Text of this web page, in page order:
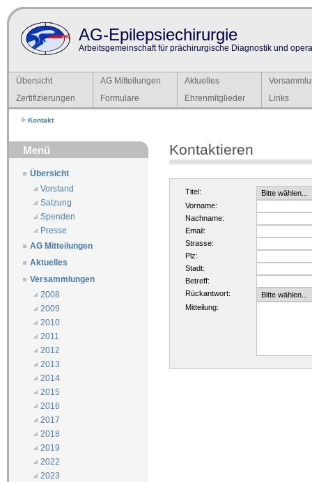
AG-Epilepsiechirurgie
Arbeitsgemeinschaft für prächirurgische Diagnostik und
Übersicht AG Mitteilungen Aktuelles
Zertifizierungen
Formulare Ehrenmitglieder Links
Kontakt
Menü
Übersicht
Vorstand
Satzung
Spenden
Presse
AG Mitteilungen
Aktuelles
Versammlungen
2008
2009
2010
2011
2012
2013
2014
2015
2016
2017
2018
2019
2022
2023
Kontaktieren
Titel:
Vorname:
Nachname:
Email:
Strasse:
Plz:
Stadt:
Betreff:
Rückantwort:
Mitteilung: